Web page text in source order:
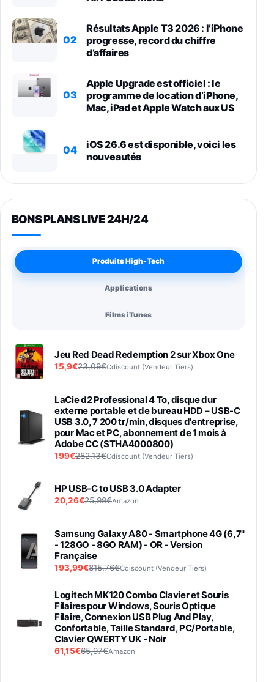
02
Résultats Apple T3 2026 : l’iPhone
progresse, record du chiffre
d’affaires
03
Apple Upgrade est officiel : le
programme de location d’iPhone,
Mac, iPad et Apple Watch aux US
04
iOS 26.6 est disponible, voici les
nouveautés
BONS PLANS LIVE 24H/24
Produits High-Tech
Applications
Films iTunes
Jeu Red Dead Redemption 2 sur Xbox One
15,9€23,09€Cdiscount (Vendeur Tiers)
LaCie d2 Professional 4 To, disque dur
externe portable et de bureau HDD – USB-C
USB 3.0, 7 200 tr/min, disques d'entreprise,
pour Mac et PC, abonnement de 1 mois à
Adobe CC (STHA4000800)
199€282,13€Cdiscount (Vendeur Tiers)
HP USB-C to USB 3.0 Adapter
20,26€25,99€Amazon
Samsung Galaxy A80 - Smartphone 4G (6,7''
- 128GO - 8GO RAM) - OR - Version
Française
193,99€815,76€Cdiscount (Vendeur Tiers)
Logitech MK120 Combo Clavier et Souris
Filaires pour Windows, Souris Optique
Filaire, Connexion USB Plug And Play,
Confortable, Taille Standard, PC/Portable,
Clavier QWERTY UK - Noir
61,15€65,97€Amazon